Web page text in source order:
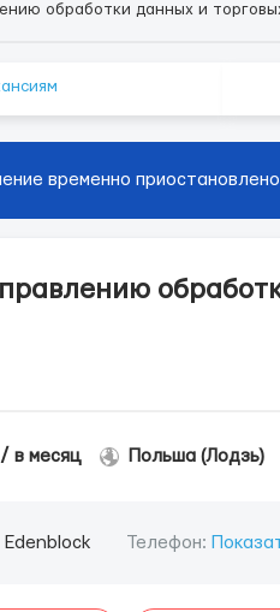
обработки данных и
временно
/ в месяц Польша (Лодзь)
Edenblock Телефон: